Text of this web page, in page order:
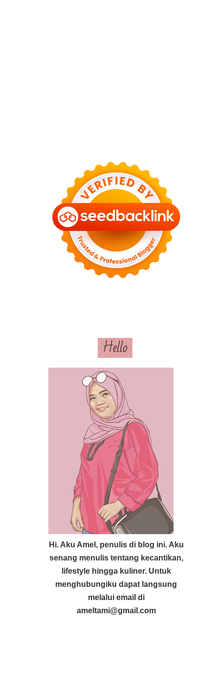
Hello
Hi. Aku Amel, penulis di blog ini. Aku
senang menulis tentang kecantikan,
lifestyle hingga kuliner. Untuk
menghubungiku dapat langsung
melalui email di
ameltami@gmail.com